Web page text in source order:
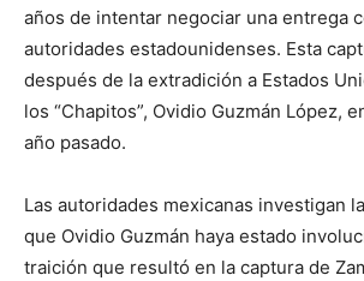
años de intentar negociar una entrega
autoridades estadounidenses. Esta
después de la extradición a Estados
los “Chapitos”, Ovidio Guzmán López,
año pasado.
Las autoridades mexicanas investigan
que Ovidio Guzmán haya estado
traición que resultó en la captura de